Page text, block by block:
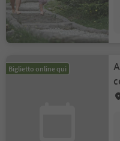
Biglietto online qui